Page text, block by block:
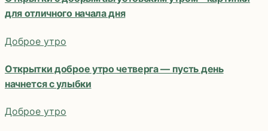
для отличного начала дня
Доброе утро
Открытки доброе утро четверга — пусть день
начнется с улыбки
Доброе утро